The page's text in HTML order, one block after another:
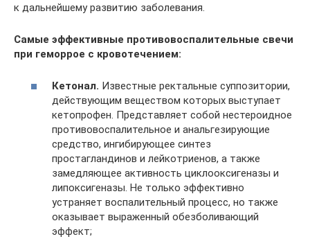
к дальнейшему развитию заболевания.
Самые эффективные противовоспалительные свечи
при геморрое с кровотечением:
Кетонал. Известные ректальные суппозитории,
действующим веществом которых выступает
кетопрофен. Представляет собой нестероидное
противовоспалительное и анальгезирующие
средство, ингибирующее синтез
простагландинов и лейкотриенов, а также
замедляющее активность циклооксигеназы и
липоксигеназы. Не только эффективно
устраняет воспалительный процесс, но также
оказывает выраженный обезболивающий
эффект;